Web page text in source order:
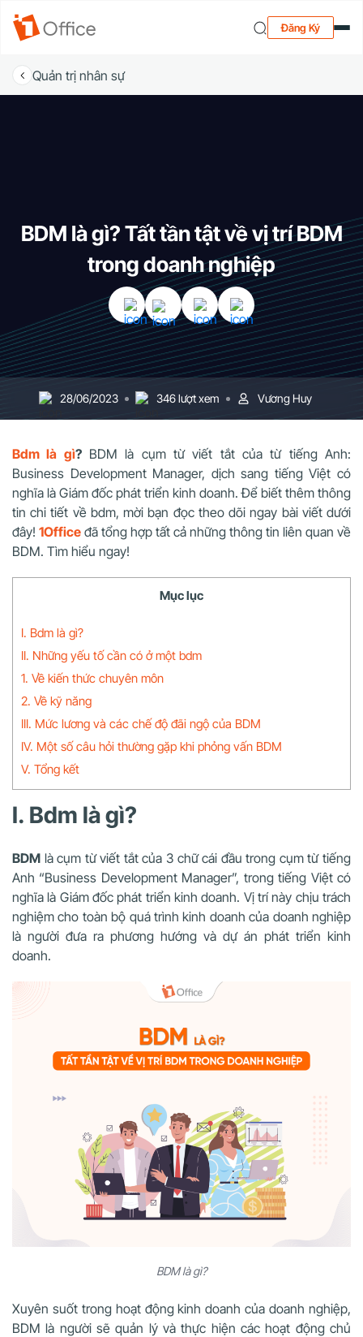
Đăng Ký
Quản trị nhân sự
BDM là gì? Tất tần tật về vị trí BDM
trong doanh nghiệp
28/06/2023 346 lượt xem Vương Huy
Bdm là gì?BDM là cụm từ viết tắt của từ tiếng Anh:
Business Development Manager, dịch sang tiếng Việt có
nghĩa là Giám đốc phát triển kinh doanh. Để biết thêm thông
tin chi tiết về bdm, mời bạn đọc theo dõi ngay bài viết dưới
đây! 1Office đã tổng hợp tất cả những thông tin liên quan về
BDM. Tìm hiểu ngay!
Mục lục
I. Bdm là gì?
II. Những yếu tố cần có ở một bdm
1. Về kiến thức chuyên môn
2. Về kỹ năng
III. Mức lương và các chế độ đãi ngộ của BDM
IV. Một số câu hỏi thường gặp khi phỏng vấn BDM
V. Tổng kết
I. Bdm là gì?
BDM là cụm từ viết tắt của 3 chữ cái đầu trong cụm từ tiếng
Anh “Business Development Manager”, trong tiếng Việt có
nghĩa là Giám đốc phát triển kinh doanh. Vị trí này chịu trách
nghiệm cho toàn bộ quá trình kinh doanh của doanh nghiệp
là người đưa ra phương hướng và dự án phát triển kinh
doanh.
BDM là gì?
Xuyên suốt trong hoạt động kinh doanh của doanh nghiệp,
BDM là người sẽ quản lý và thực hiện các hoạt động chủ